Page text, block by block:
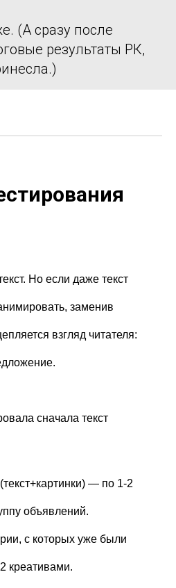
(А сразу после
результаты РК,
Но если даже текст
заменив
взгляд читателя:
сначала текст
— по 1-2
объявлений.
с которых уже были
креативами.